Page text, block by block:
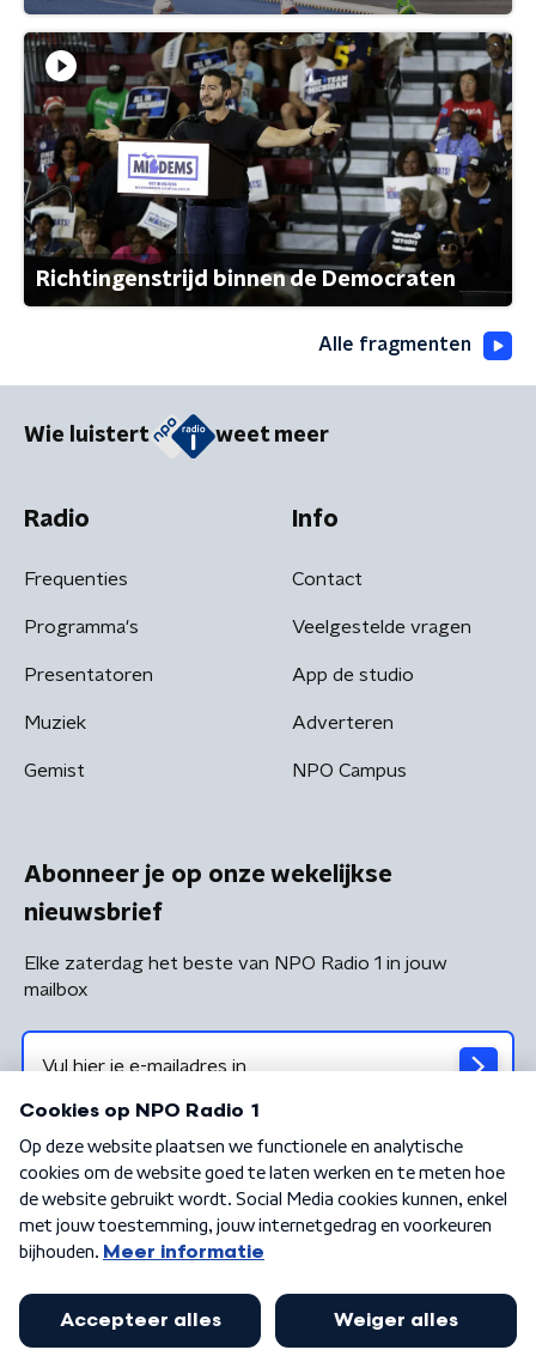
Richtingenstrijd binnen de Democraten
Alle fragmenten
Wie luistert weet meer
Radio
Frequenties
Programma's
Presentatoren
Muziek
Gemist
Info
Contact
Veelgestelde vragen
App de studio
Adverteren
NPO Campus
Abonneer je op onze wekelijkse
nieuwsbrief
Elke zaterdag het beste van NPO Radio 1 in jouw
mailbox
Algemene voorwaarden